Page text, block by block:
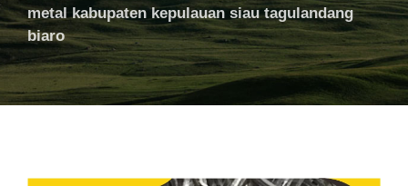
metal kabupaten kepulauan siau tagulandang
biaro